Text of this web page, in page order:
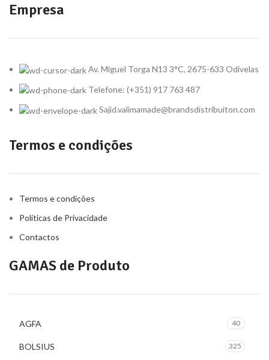
Empresa
Av. Miguel Torga N13 3°C, 2675-633 Odivelas
Telefone: (+351) 917 763 487
Sajid.valimamade@brandsdistribuiton.com
Termos e condições
Termos e condições
Políticas de Privacidade
Contactos
GAMAS de Produto
AGFA 40
BOLSIUS 325